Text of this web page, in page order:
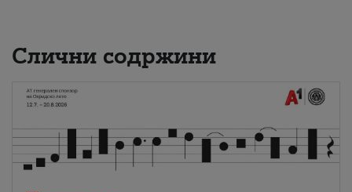
Слични содржини